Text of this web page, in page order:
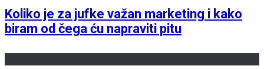
Koliko je za jufke važan marketing i kako
biram od čega ću napraviti pitu